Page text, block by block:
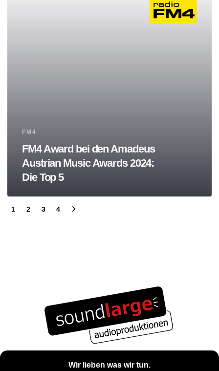
Tags
FM4
FM4 Award bei den Amadeus
Austrian Music Awards 2024:
Die Top 5
1 2 3 4
Wir lieben was wir tun.